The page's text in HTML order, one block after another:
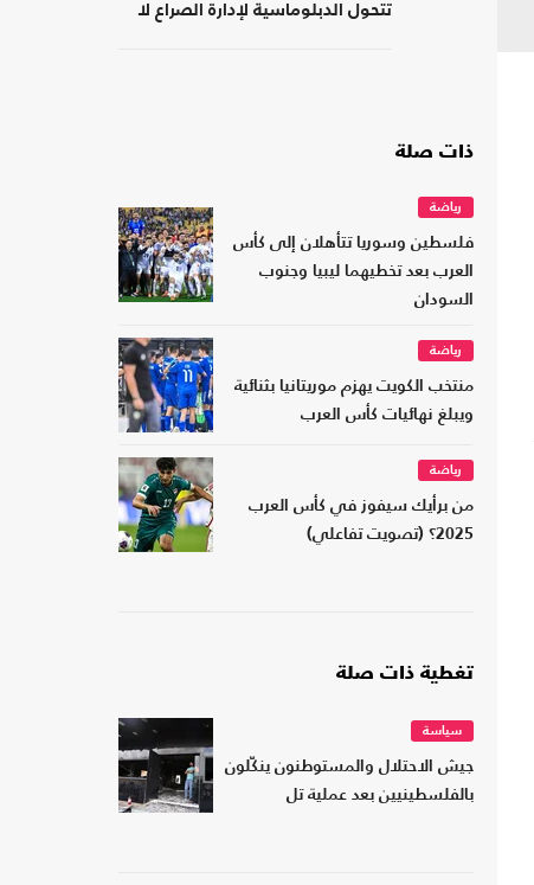
تتحول الدبلوماسية لإدارة الصراع لا
ذات صلة
رياضة
فلسطين وسوريا تتأهلان إلى كأس
العرب بعد تخطيهما ليبيا وجنوب
السودان
رياضة
منتخب الكويت يهزم موريتانيا بثنائية
ويبلغ نهائيات كأس العرب
رياضة
من برأيك سيفوز في كأس العرب
2025؟ (تصويت تفاعلي)
تغطية ذات صلة
سياسة
جيش الاحتلال والمستوطنون ينكّلون
بالفلسطينيين بعد عملية تل